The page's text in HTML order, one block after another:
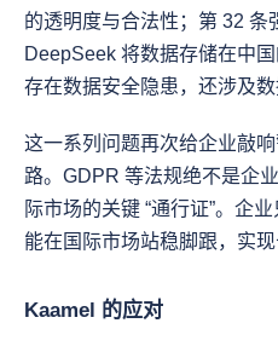
的透明度与合法性；第 32 条
DeepSeek 将数据存储在中
存在数据安全隐患，还涉及数
这一系列问题再次给企业敲
路。GDPR 等法规绝不是企
际市场的关键 “通行证”。企
能在国际市场站稳脚跟，实现
Kaamel 的应对